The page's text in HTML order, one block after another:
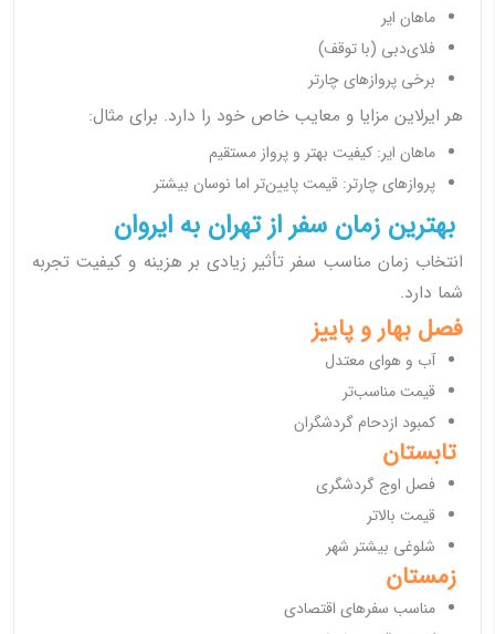
ماهان ایر
فلای‌دبی (با توقف)
برخی پروازهای چارتر
هر ایرلاین مزایا و معایب خاص خود را دارد. برای مثال:
ماهان ایر: کیفیت بهتر و پرواز مستقیم
پروازهای چارتر: قیمت پایین‌تر اما نوسان بیشتر
بهترین زمان سفر از تهران به ایروان
انتخاب زمان مناسب سفر تأثیر زیادی بر هزینه و کیفیت تجربه
شما دارد.
فصل بهار و پاییز
آب و هوای معتدل
قیمت مناسب‌تر
کمبود ازدحام گردشگران
تابستان
فصل اوج گردشگری
قیمت بالاتر
شلوغی بیشتر شهر
زمستان
مناسب سفرهای اقتصادی